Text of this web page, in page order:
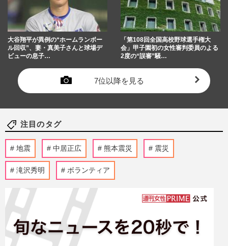
大谷翔平が異例の“ホームランボー
ル回収”、妻・真美子さんと球場デ
ビューの息子…
「第108回全国高校野球選手権大
会」甲子園初の女性審判委員のよる
2度の“誤審”騒…
7位以降を見る
注目のタグ
地震 中居正広 熊本震災 震災
滝沢秀明 ボランティア